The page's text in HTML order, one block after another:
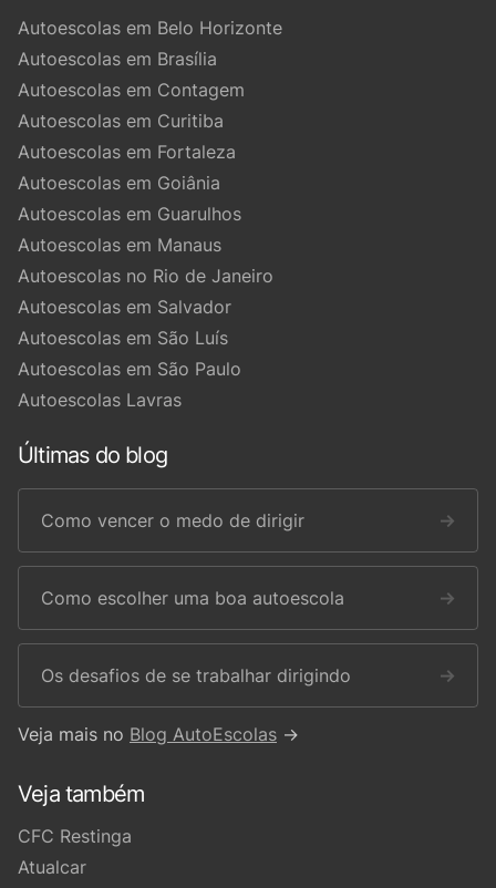
Autoescolas em Belo Horizonte
Autoescolas em Brasília
Autoescolas em Contagem
Autoescolas em Curitiba
Autoescolas em Fortaleza
Autoescolas em Goiânia
Autoescolas em Guarulhos
Autoescolas em Manaus
Autoescolas no Rio de Janeiro
Autoescolas em Salvador
Autoescolas em São Luís
Autoescolas em São Paulo
Autoescolas Lavras
Últimas do blog
Como vencer o medo de dirigir →
Como escolher uma boa autoescola →
Os desafios de se trabalhar dirigindo →
Veja mais no Blog AutoEscolas →
Veja também
CFC Restinga
Atualcar